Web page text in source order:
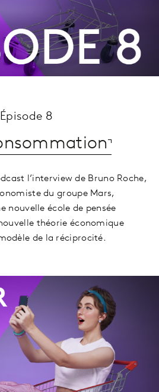
Épisode 8
l’interview de Bruno Roche,
du groupe Mars,
nouvelle école de pensée
théorie économique
de la réciprocité.